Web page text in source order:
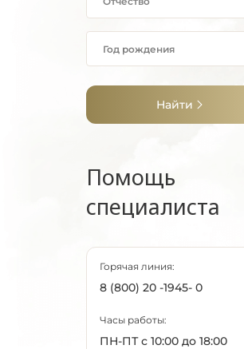
Найти
Помощь
специалиста
Горячая линия:
8 (800) 20 -1945- 0
Часы работы:
ПН-ПТ с 10:00 до 18:00